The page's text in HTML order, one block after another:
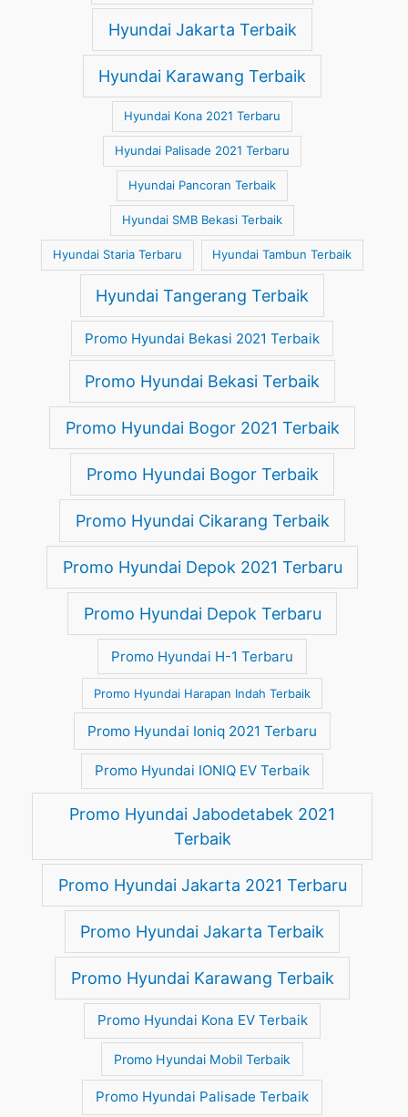
Hyundai Jakarta Terbaik
Hyundai Karawang Terbaik
Hyundai Kona 2021 Terbaru
Hyundai Palisade 2021 Terbaru
Hyundai Pancoran Terbaik
Hyundai SMB Bekasi Terbaik
Hyundai Staria Terbaru Hyundai Tambun Terbaik
Hyundai Tangerang Terbaik
Promo Hyundai Bekasi 2021 Terbaik
Promo Hyundai Bekasi Terbaik
Promo Hyundai Bogor 2021 Terbaik
Promo Hyundai Bogor Terbaik
Promo Hyundai Cikarang Terbaik
Promo Hyundai Depok 2021 Terbaru
Promo Hyundai Depok Terbaru
Promo Hyundai H-1 Terbaru
Promo Hyundai Harapan Indah Terbaik
Promo Hyundai Ioniq 2021 Terbaru
Promo Hyundai IONIQ EV Terbaik
Promo Hyundai Jabodetabek 2021
Terbaik
Promo Hyundai Jakarta 2021 Terbaru
Promo Hyundai Jakarta Terbaik
Promo Hyundai Karawang Terbaik
Promo Hyundai Kona EV Terbaik
Promo Hyundai Mobil Terbaik
Promo Hyundai Palisade Terbaik